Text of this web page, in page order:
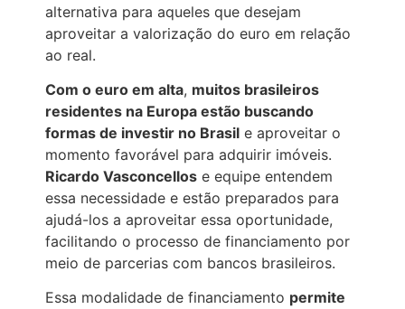
alternativa para aqueles que desejam
aproveitar a valorização do euro em relação
ao real.
Com o euro em alta, muitos brasileiros
residentes na Europa estão buscando
formas de investir no Brasil e aproveitar o
momento favorável para adquirir imóveis.
Ricardo Vasconcellos e equipe entendem
essa necessidade e estão preparados para
ajudá-los a aproveitar essa oportunidade,
facilitando o processo de financiamento por
meio de parcerias com bancos brasileiros.
Essa modalidade de financiamento permite